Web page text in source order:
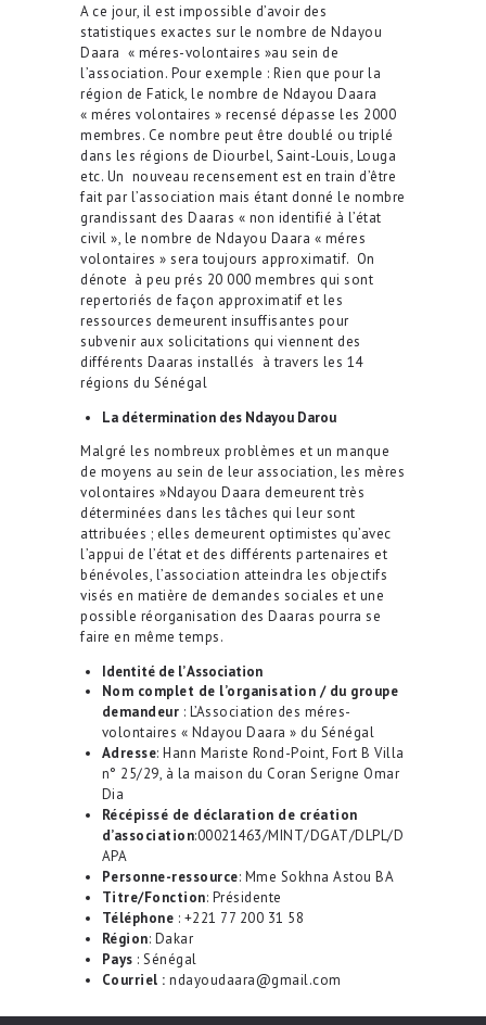
A ce jour, il est impossible d’avoir des
statistiques exactes sur le nombre de Ndayou
Daara « méres-volontaires »au sein de
l’association. Pour exemple : Rien que pour la
région de Fatick, le nombre de Ndayou Daara
« méres volontaires » recensé dépasse les 2000
membres. Ce nombre peut être doublé ou triplé
dans les régions de Diourbel, Saint-Louis, Louga
etc. Un nouveau recensement est en train d’être
fait par l’association mais étant donné le nombre
grandissant des Daaras « non identifié à l’état
civil », le nombre de Ndayou Daara « méres
volontaires » sera toujours approximatif. On
dénote à peu prés 20 000 membres qui sont
repertoriés de façon approximatif et les
ressources demeurent insuffisantes pour
subvenir aux solicitations qui viennent des
différents Daaras installés à travers les 14
régions du Sénégal
La détermination des Ndayou Darou
Malgré les nombreux problèmes et un manque
de moyens au sein de leur association, les mères
volontaires »Ndayou Daara demeurent très
déterminées dans les tâches qui leur sont
attribuées ; elles demeurent optimistes qu’avec
l’appui de l’état et des différents partenaires et
bénévoles, l’association atteindra les objectifs
visés en matière de demandes sociales et une
possible réorganisation des Daaras pourra se
faire en même temps.
Identité de l’ Association
Nom complet de l’organisation / du groupe
demandeur : L’Association des méres-
volontaires « Ndayou Daara » du Sénégal
Adresse: Hann Mariste Rond-Point, Fort B Villa
n° 25/29, à la maison du Coran Serigne Omar
Dia
Récépissé de déclaration de création
d’association:00021463/MINT/DGAT/DLPL/D
APA
Personne-ressource: Mme Sokhna Astou BA
Titre/Fonction: Présidente
Téléphone : +221 77 200 31 58
Région: Dakar
Pays : Sénégal
Courriel : ndayoudaara@gmail.com